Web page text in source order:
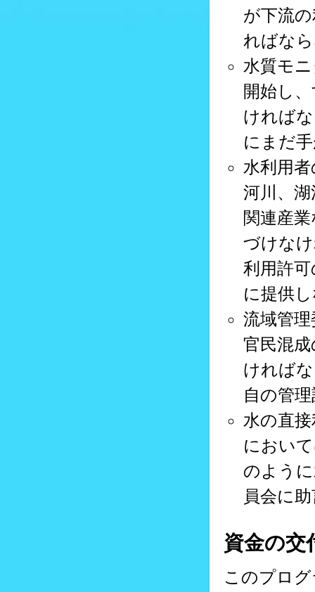
が下流
ればな
水質モ
開始し
ければ
にまだ
水利用
河川、
関連産
づけな
利用許
に提供
流域管
官民混
ければ
自の管
水の直
におい
のよう
員会に
資金の交
このプロ